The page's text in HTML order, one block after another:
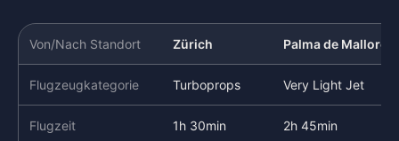
Von/Nach Standort Zürich Palma de Mallorca
Flugzeugkategorie Turboprops Very Light Jet
Flugzeit 1h 30min 2h 45min